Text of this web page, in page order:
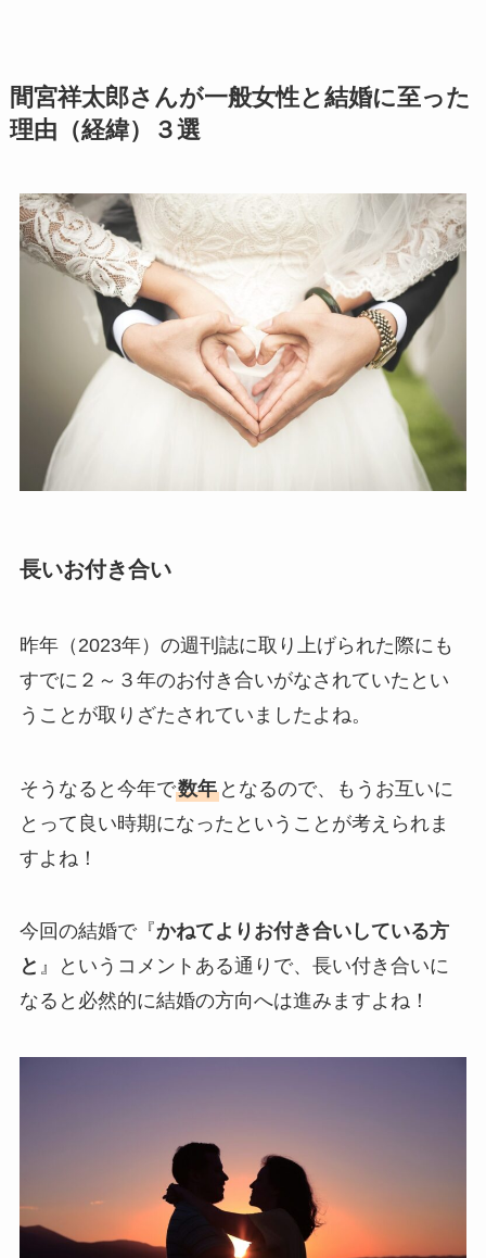
間宮祥太郎さんが一般女性と結婚に至った
理由（経緯）３選
長いお付き合い
昨年（2023年）の週刊誌に取り上げられた際にも
すでに２～３年のお付き合いがなされていたとい
うことが取りざたされていましたよね。
そうなると今年で数年となるので、もうお互いに
とって良い時期になったということが考えられま
すよね！
今回の結婚で『かねてよりお付き合いしている方
と 』というコメントある通りで、長い付き合いに
なると必然的に結婚の方向へは進みますよね！